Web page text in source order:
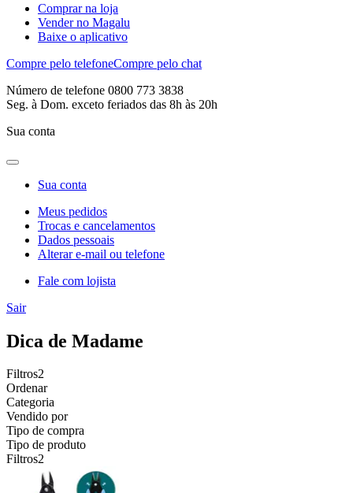
Comprar na loja
Vender no Magalu
Baixe o aplicativo
Compre pelo telefoneCompre pelo chat
Número de telefone 0800 773 3838
Seg. à Dom. exceto feriados das 8h às 20h
Sua conta
Sua conta
Meus pedidos
Trocas e cancelamentos
Dados pessoais
Alterar e-mail ou telefone
Fale com lojista
Sair
Dica de Madame
Filtros2
Ordenar
Categoria
Vendido por
Tipo de compra
Tipo de produto
Filtros2